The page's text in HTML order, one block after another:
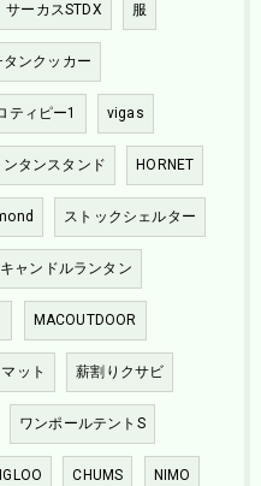
サーカスSTDX 服
タンクッカー
ティピー1 vigas
ンタンスタンド HORNET
ストックシェルター
キャンドルランタン
MACOUTDOOR
マット 薪割りクサビ
ワンポールテントS
IGLOO CHUMS NIMO